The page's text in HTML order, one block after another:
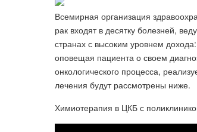
Всемирная организация
рак входят в десятку болезней,
странах с высоким уровнем
оповещая пациента о своем
онкологического процесса,
лечения будут рассмотрены ниже.
Химиотерапия в ЦКБ с